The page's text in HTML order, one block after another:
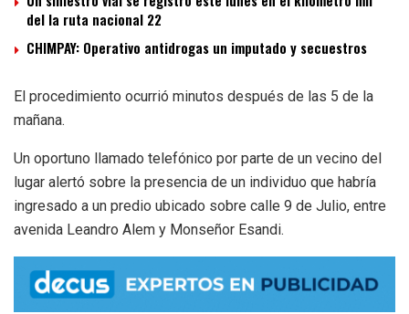
del la ruta nacional 22
CHIMPAY: Operativo antidrogas un imputado y secuestros
El procedimiento ocurrió minutos después de las 5 de la
mañana.
Un oportuno llamado telefónico por parte de un vecino del
lugar alertó sobre la presencia de un individuo que habría
ingresado a un predio ubicado sobre calle 9 de Julio, entre
avenida Leandro Alem y Monseñor Esandi.